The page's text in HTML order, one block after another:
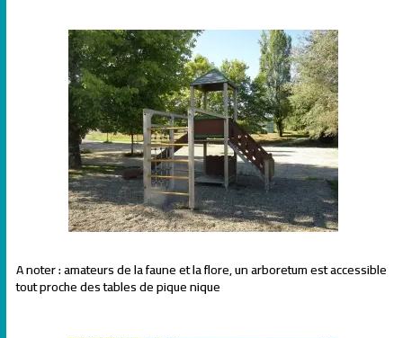
A noter : amateurs de la faune et la flore, un arboretum est accessible
tout proche des tables de pique nique